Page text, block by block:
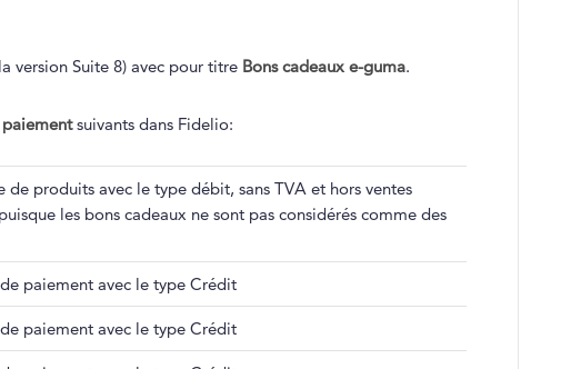
version Suite 8) avec pour titre Bons cadeaux e-guma.
suivants dans Fidelio:
de produits avec le type débit, sans TVA et hors ventes
les bons cadeaux ne sont pas considérés comme des
paiement avec le type Crédit
paiement avec le type Crédit